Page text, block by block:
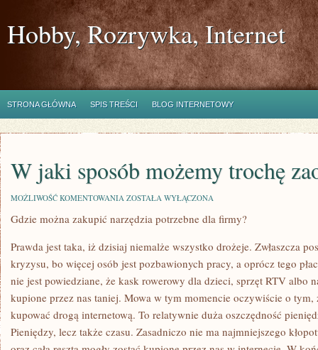
Hobby, Rozrywka, Internet
STRONA GŁÓWNA SPIS TREŚCI BLOG INTERNETOWY
W jaki sposób możemy trochę
MOŻLIWOŚĆ KOMENTOWANIA W
SPOSÓB
MOŻEMY
ZAOSZCZĘDZIĆ?
ZOSTAŁA WYŁĄCZONA
Gdzie można zakupić narzędzia potrzebne dla firmy?
Prawda jest taka, iż dzisiaj niemalże wszystko drożeje. Zwłaszcza
kryzysu, bo więcej osób jest pozbawionych pracy, a oprócz tego
nie jest powiedziane, że kask rowerowy dla dzieci, sprzęt RTV albo
kupione przez nas taniej. Mowa w tym momencie oczywiście o
kupować drogą internetową. To relatywnie duża oszczędność
Pieniędzy, lecz także czasu. Zasadniczo nie ma najmniejszego